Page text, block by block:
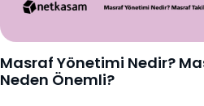
Masraf Yönetimi Nedir?
Neden Önemli?